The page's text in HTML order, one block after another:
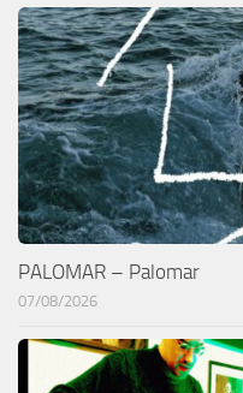
PALOMAR – Palomar
07/08/2026